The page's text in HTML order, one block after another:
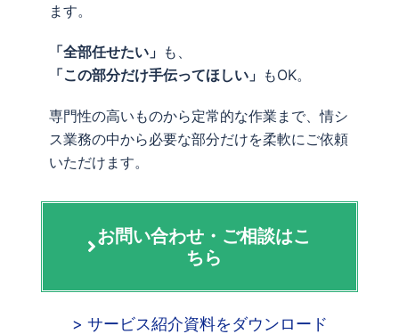
ます。
「全部任せたい」 も、
「この部分だけ手伝ってほしい」 もOK。
専門性の高いものから定常的な作業まで、情シ
ス業務の中から必要な部分だけを柔軟にご依頼
いただけます。
お問い合わせ・ご相談はこ
ちら
> サービス紹介資料をダウンロード